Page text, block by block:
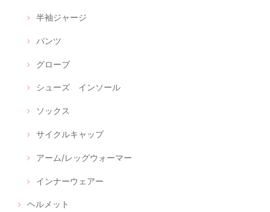
半袖ジャージ
パンツ
グローブ
シューズ インソール
ソックス
サイクルキャップ
アーム/レッグウォーマー
インナーウェアー
ヘルメット